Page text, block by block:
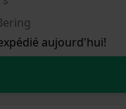
aujourd'hui!